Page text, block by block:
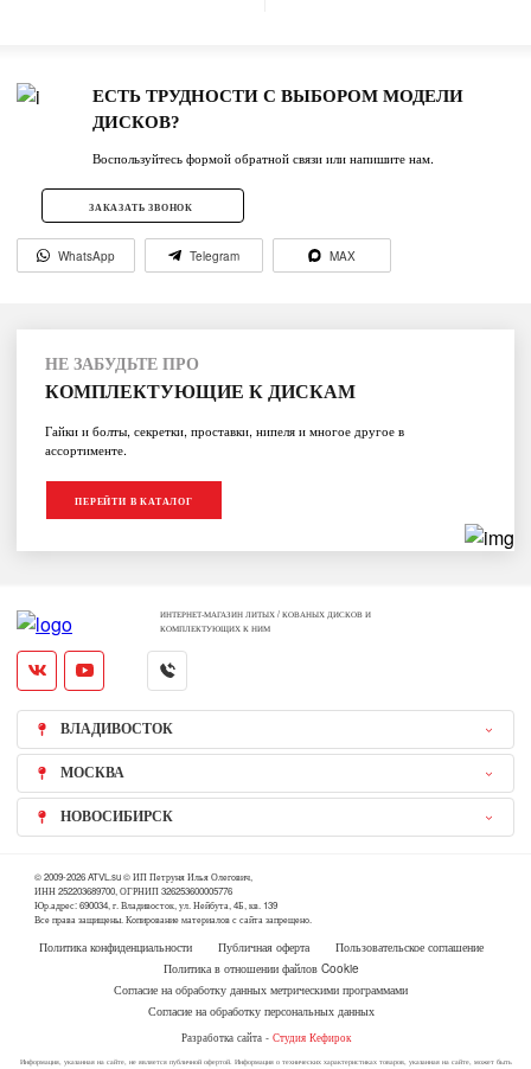
ЕСТЬ ТРУДНОСТИ С ВЫБОРОМ МОДЕЛИ
ДИСКОВ?
Воспользуйтесь формой обратной связи или напишите нам.
ЗАКАЗАТЬ ЗВОНОК
WhatsApp Telegram MAX
НЕ ЗАБУДЬТЕ ПРО
КОМПЛЕКТУЮЩИЕ К ДИСКАМ
Гайки и болты, секретки, проставки, нипеля и многое другое в
ассортименте.
ПЕРЕЙТИ В КАТАЛОГ
ИНТЕРНЕТ-МАГАЗИН ЛИТЫХ / КОВАНЫХ ДИСКОВ И
КОМПЛЕКТУЮЩИХ К НИМ
ВЛАДИВОСТОК
МОСКВА
НОВОСИБИРСК
© 2009-2026 ATVL.su © ИП Петруня Илья Олегович,
ИНН 252203689700, ОГРНИП 326253600005776
Юр.адрес: 690034, г. Владивосток, ул. Нейбута, 4Б, кв. 139
Все права защищены. Копирование материалов с сайта запрещено.
Политика конфиденциальности Публичная оферта
Пользовательское соглашение
Политика в отношении файлов Cookie
Согласие на обработку данных метрическими программами
Согласие на обработку персональных данных
Разработка сайта - Студия Кефирок
Информация, указанная на сайте, не является публичной офертой. Информация о технических характеристиках товаров, указанная на сайте, может быть